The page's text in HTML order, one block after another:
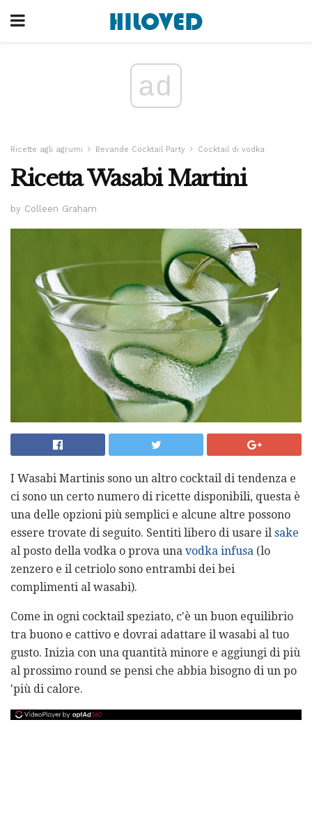
ad
Ricette agli agrumi Bevande Cocktail Party Cocktail di vodka
Ricetta Wasabi Martini
by Colleen Graham
I Wasabi Martinis sono un altro cocktail di tendenza e
ci sono un certo numero di ricette disponibili, questa è
una delle opzioni più semplici e alcune altre possono
essere trovate di seguito. Sentiti libero di usare il sake
al posto della vodka o prova una vodka infusa (lo
zenzero e il cetriolo sono entrambi dei bei
complimenti al wasabi).
Come in ogni cocktail speziato, c'è un buon equilibrio
tra buono e cattivo e dovrai adattare il wasabi al tuo
gusto. Inizia con una quantità minore e aggiungi di più
al prossimo round se pensi che abbia bisogno di un po
'più di calore.